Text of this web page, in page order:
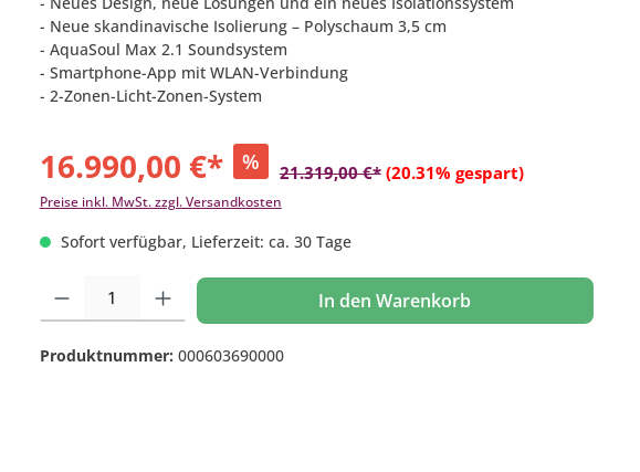
- Neue skandinavische Isolierung – Polyschaum 3,5 cm
- AquaSoul Max 2.1 Soundsystem
- Smartphone-App mit WLAN-Verbindung
- 2-Zonen-Licht-Zonen-System
16.990,00 €* % 21.319,00 €* (20.31% gespart)
Preise inkl. MwSt. zzgl. Versandkosten
Sofort verfügbar, Lieferzeit: ca. 30 Tage
Produkt Anzahl: Gib den gewünschten Wert ein oder benutze die Schaltflächen um die
In den Warenkorb
Produktnummer: 000603690000